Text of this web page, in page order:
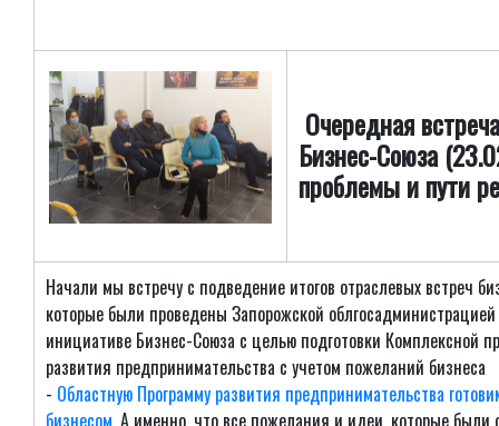
Очередная встреча
Бизнес-Союза
проблемы и пути
Начали мы встречу с подведение итогов отраслевых встреч
которые были проведены Запорожской
инициативе Бизнес-Союза с целью подготовки Комплексной
развития предпринимательства с учетом пожеланий бизнеса
- Областную Программу развития предпринимательства
бизнесом. А именно, что все пожелания и идеи, которые были